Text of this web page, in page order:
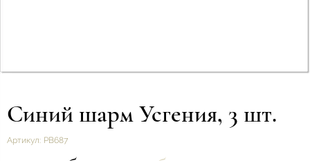
Синий шарм Усгения, 3 шт.
Артикул: РВ687